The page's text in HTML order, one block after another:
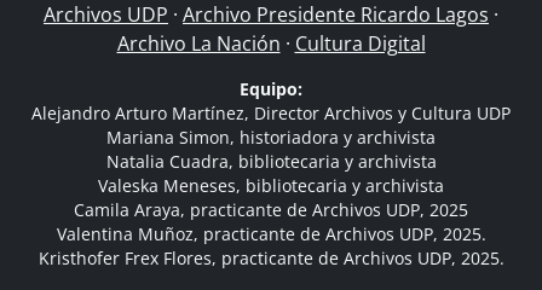
Archivos UDP · Archivo Presidente Ricardo Lagos ·
Archivo La Nación · Cultura Digital
Equipo:
Alejandro Arturo Martínez, Director Archivos y Cultura UDP
Mariana Simon, historiadora y archivista
Natalia Cuadra, bibliotecaria y archivista
Valeska Meneses, bibliotecaria y archivista
Camila Araya, practicante de Archivos UDP, 2025
Valentina Muñoz, practicante de Archivos UDP, 2025.
Kristhofer Frex Flores, practicante de Archivos UDP, 2025.